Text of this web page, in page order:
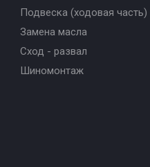
Подвеска (ходовая часть)
Замена масла
Сход - развал
Шиномонтаж